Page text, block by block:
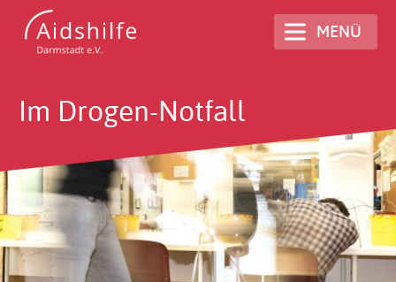
Direkt
zum
MENÜ
Im Drogen-Notfall